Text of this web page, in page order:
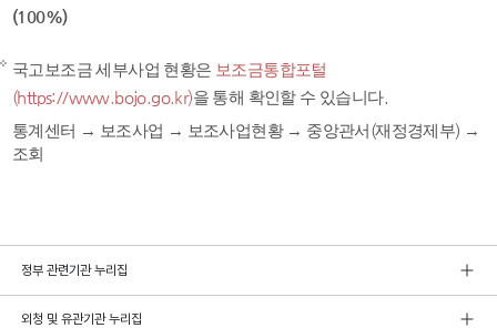
(100%)
국고보조금 세부사업 현황은 보조금통합포털
(https://www.bojo.go.kr)을 통해 확인할 수 있습니다.
통계센터 → 보조사업 → 보조사업현황 → 중앙관서(재정경제부) →
조회
정부 관련기관 누리집
외청 및 유관기관 누리집